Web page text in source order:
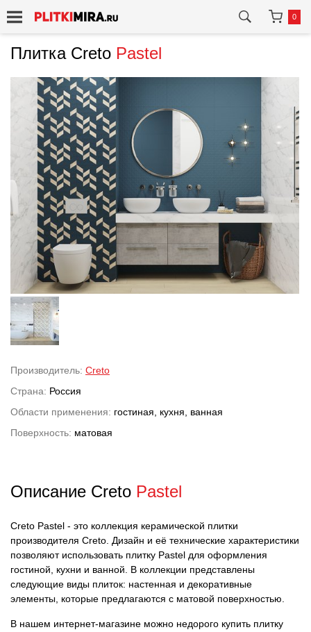
0
Плитка Creto Pastel
Производитель: Creto
Страна: Россия
Области применения: гостиная, кухня, ванная
Поверхность: матовая
Описание Creto Pastel
Creto Pastel - это коллекция керамической плитки
производителя Creto. Дизайн и её технические характеристики
позволяют использовать плитку Pastel для оформления
гостиной, кухни и ванной. В коллекции представлены
следующие виды плиток: настенная и декоративные
элементы, которые предлагаются с матовой поверхностью.
В нашем интернет-магазине можно недорого купить плитку